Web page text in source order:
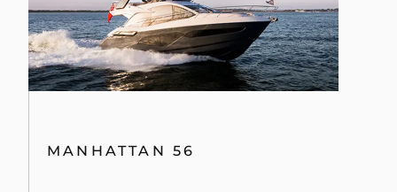
MANHATTAN 56